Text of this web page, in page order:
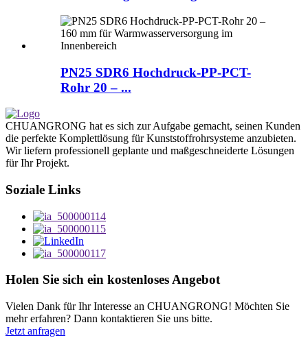
PN25 SDR6 Hochdruck-PP-PCT-
Rohr 20 – ...
CHUANGRONG hat es sich zur Aufgabe gemacht, seinen Kunden
die perfekte Komplettlösung für Kunststoffrohrsysteme anzubieten.
Wir liefern professionell geplante und maßgeschneiderte Lösungen
für Ihr Projekt.
Soziale Links
Holen Sie sich ein kostenloses Angebot
Vielen Dank für Ihr Interesse an CHUANGRONG! Möchten Sie
mehr erfahren? Dann kontaktieren Sie uns bitte.
Jetzt anfragen